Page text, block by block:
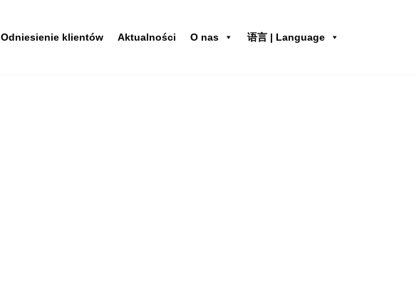
Odniesienie klientów Aktualności O nas 语言 | Language